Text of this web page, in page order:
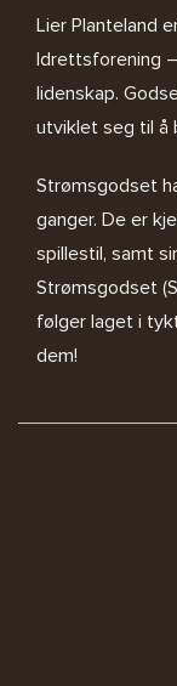
Lier Planteland
Idrettsforening
lidenskap.
utviklet seg til å
Strømsgodset
ganger. De er
spillestil, samt
Strømsgodset
følger laget i
dem!